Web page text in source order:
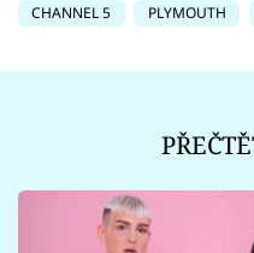
CHANNEL 5
PLYMOUTH